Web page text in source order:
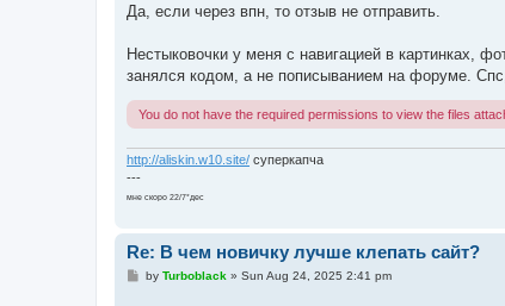
Да, если через впн, то отзыв не отправить.
Нестыковочки у меня с навигацией в картинках,
занялся кодом, а не пописыванием на форуме. Спс,
You do not have the required permissions to view the files
http://aliskin.w10.site/ суперкапча
---
мне скоро 22/7*дес
Re: В чем новичку лучше клепать сайт?
Pby Turboblack» Sun Aug 24, 2025 2:41 pm